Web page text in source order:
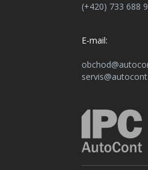
(+420) 733 688
E-mail: